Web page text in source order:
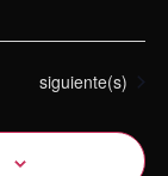
Eventos
siguiente(s)